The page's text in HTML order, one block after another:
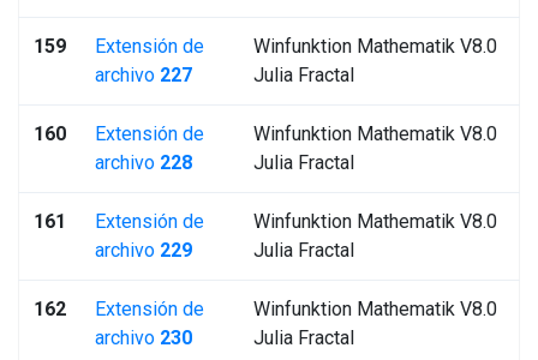
159
Extensión de
archivo 227
Winfunktion Mathematik V8.0
Julia Fractal
160
Extensión de
archivo 228
Winfunktion Mathematik V8.0
Julia Fractal
161
Extensión de
archivo 229
Winfunktion Mathematik V8.0
Julia Fractal
162
Extensión de
archivo 230
Winfunktion Mathematik V8.0
Julia Fractal